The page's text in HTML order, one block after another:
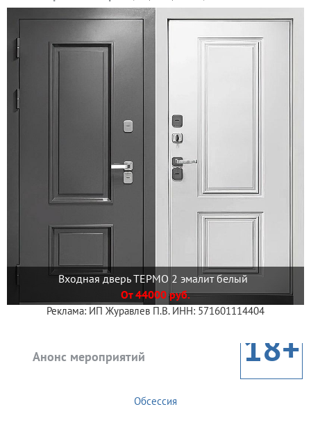
Входная дверь ТЕРМО 2 эмалит белый
От 44000 руб.
Реклама: ИП Журавлев П.В. ИНН: 571601114404
Анонс мероприятий 18+
Обсессия